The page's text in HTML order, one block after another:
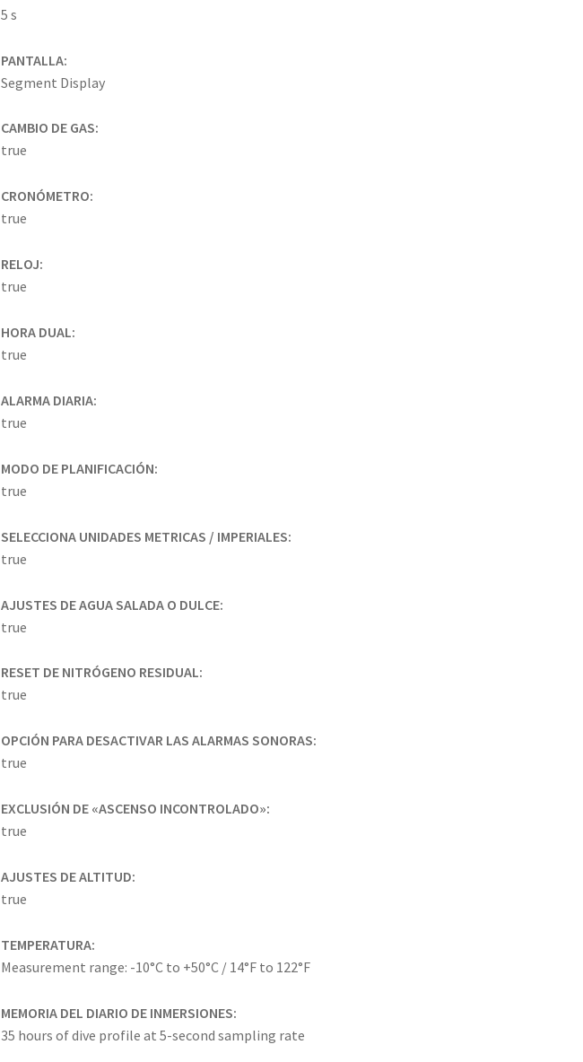
5 s
PANTALLA:
Segment Display
CAMBIO DE GAS:
true
CRONÓMETRO:
true
RELOJ:
true
HORA DUAL:
true
ALARMA DIARIA:
true
MODO DE PLANIFICACIÓN:
true
SELECCIONA UNIDADES METRICAS / IMPERIALES:
true
AJUSTES DE AGUA SALADA O DULCE:
true
RESET DE NITRÓGENO RESIDUAL:
true
OPCIÓN PARA DESACTIVAR LAS ALARMAS SONORAS:
true
EXCLUSIÓN DE «ASCENSO INCONTROLADO»:
true
AJUSTES DE ALTITUD:
true
TEMPERATURA:
Measurement range: -10°C to +50°C / 14°F to 122°F
MEMORIA DEL DIARIO DE INMERSIONES:
35 hours of dive profile at 5-second sampling rate